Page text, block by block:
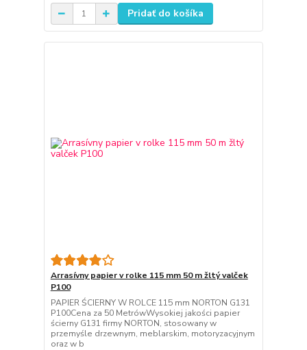
Pridať do košíka
Arrasívny papier v rolke 115 mm 50 m žltý valček
P100
PAPIER ŚCIERNY W ROLCE 115 mm NORTON G131
P100Cena za 50 MetrówWysokiej jakości papier
ścierny G131 firmy NORTON, stosowany w
przemyśle drzewnym, meblarskim, motoryzacyjnym
oraz w b